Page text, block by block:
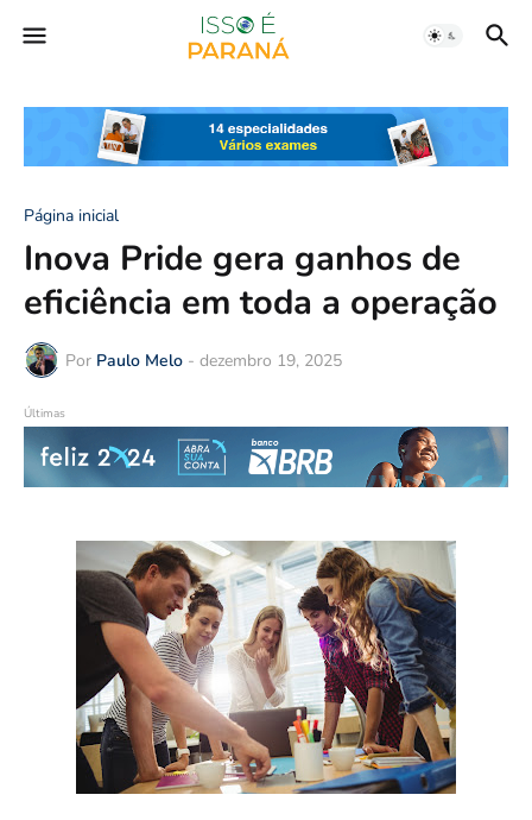
Página inicial
Inova Pride gera ganhos de
eficiência em toda a operação
Por Paulo Melo - dezembro 19, 2025
Últimas